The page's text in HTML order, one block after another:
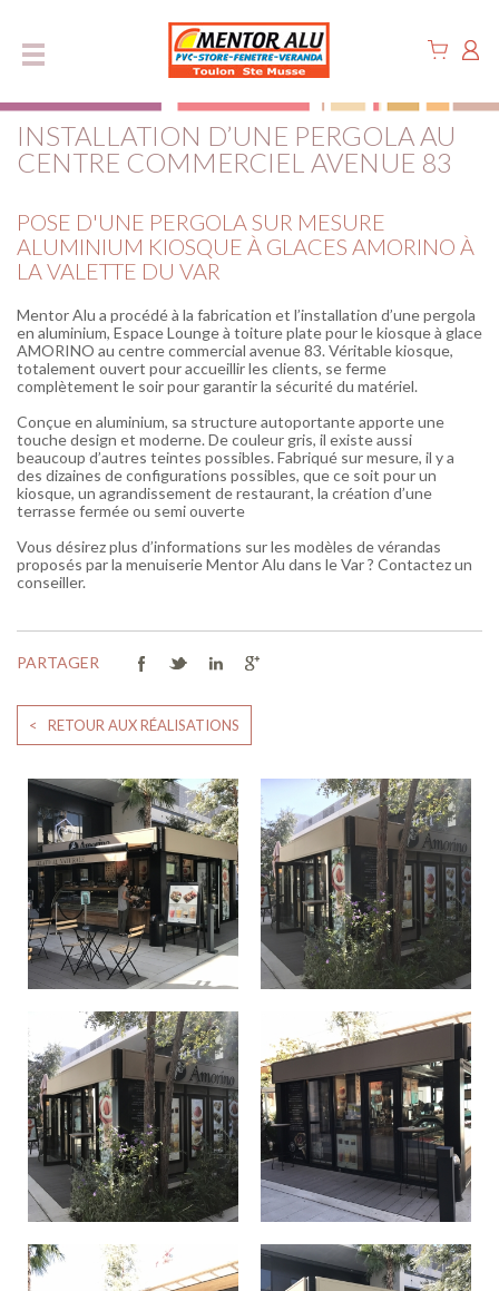
INSTALLATION D’UNE PERGOLA AU
CENTRE COMMERCIEL AVENUE 83
POSE D'UNE PERGOLA SUR MESURE
ALUMINIUM KIOSQUE À GLACES AMORINO À
LA VALETTE DU VAR
Mentor Alu a procédé à la fabrication et l’installation d’une pergola
en aluminium, Espace Lounge à toiture plate pour le kiosque à glace
AMORINO au centre commercial avenue 83. Véritable kiosque,
totalement ouvert pour accueillir les clients, se ferme
complètement le soir pour garantir la sécurité du matériel.
Conçue en aluminium, sa structure autoportante apporte une
touche design et moderne. De couleur gris, il existe aussi
beaucoup d’autres teintes possibles. Fabriqué sur mesure, il y a
des dizaines de configurations possibles, que ce soit pour un
kiosque, un agrandissement de restaurant, la création d’une
terrasse fermée ou semi ouverte
Vous désirez plus d’informations sur les modèles de vérandas
proposés par la menuiserie Mentor Alu dans le Var ? Contactez un
conseiller.
PARTAGER
< RETOUR AUX RÉALISATIONS